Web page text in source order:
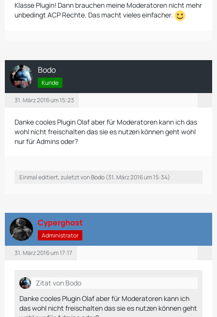
Klasse Plugin! Dann brauchen meine Moderatoren nicht mehr
unbedingt ACP Rechte. Das macht vieles einfacher.
Bodo
Kunde
31. März 2016 um 15:23
Danke cooles Plugin Olaf aber für Moderatoren kann ich das
wohl nicht freischalten das sie es nutzen können geht wohl
nur für Admins oder?
Einmal editiert, zuletzt vonBodo(31. März 2016 um 15:34)
Cyperghost
Administrator
31. März 2016 um 17:17
Zitat von Bodo
Danke cooles Plugin Olaf aber für Moderatoren kann ich
das wohl nicht freischalten das sie es nutzen können geht